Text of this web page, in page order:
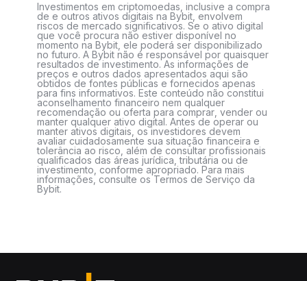
Investimentos em criptomoedas, inclusive a compra
de e outros ativos digitais na Bybit, envolvem
riscos de mercado significativos. Se o ativo digital
que você procura não estiver disponível no
momento na Bybit, ele poderá ser disponibilizado
no futuro. A Bybit não é responsável por quaisquer
resultados de investimento. As informações de
preços e outros dados apresentados aqui são
obtidos de fontes públicas e fornecidos apenas
para fins informativos. Este conteúdo não constitui
aconselhamento financeiro nem qualquer
recomendação ou oferta para comprar, vender ou
manter qualquer ativo digital. Antes de operar ou
manter ativos digitais, os investidores devem
avaliar cuidadosamente sua situação financeira e
tolerância ao risco, além de consultar profissionais
qualificados das áreas jurídica, tributária ou de
investimento, conforme apropriado. Para mais
informações, consulte os Termos de Serviço da
Bybit.